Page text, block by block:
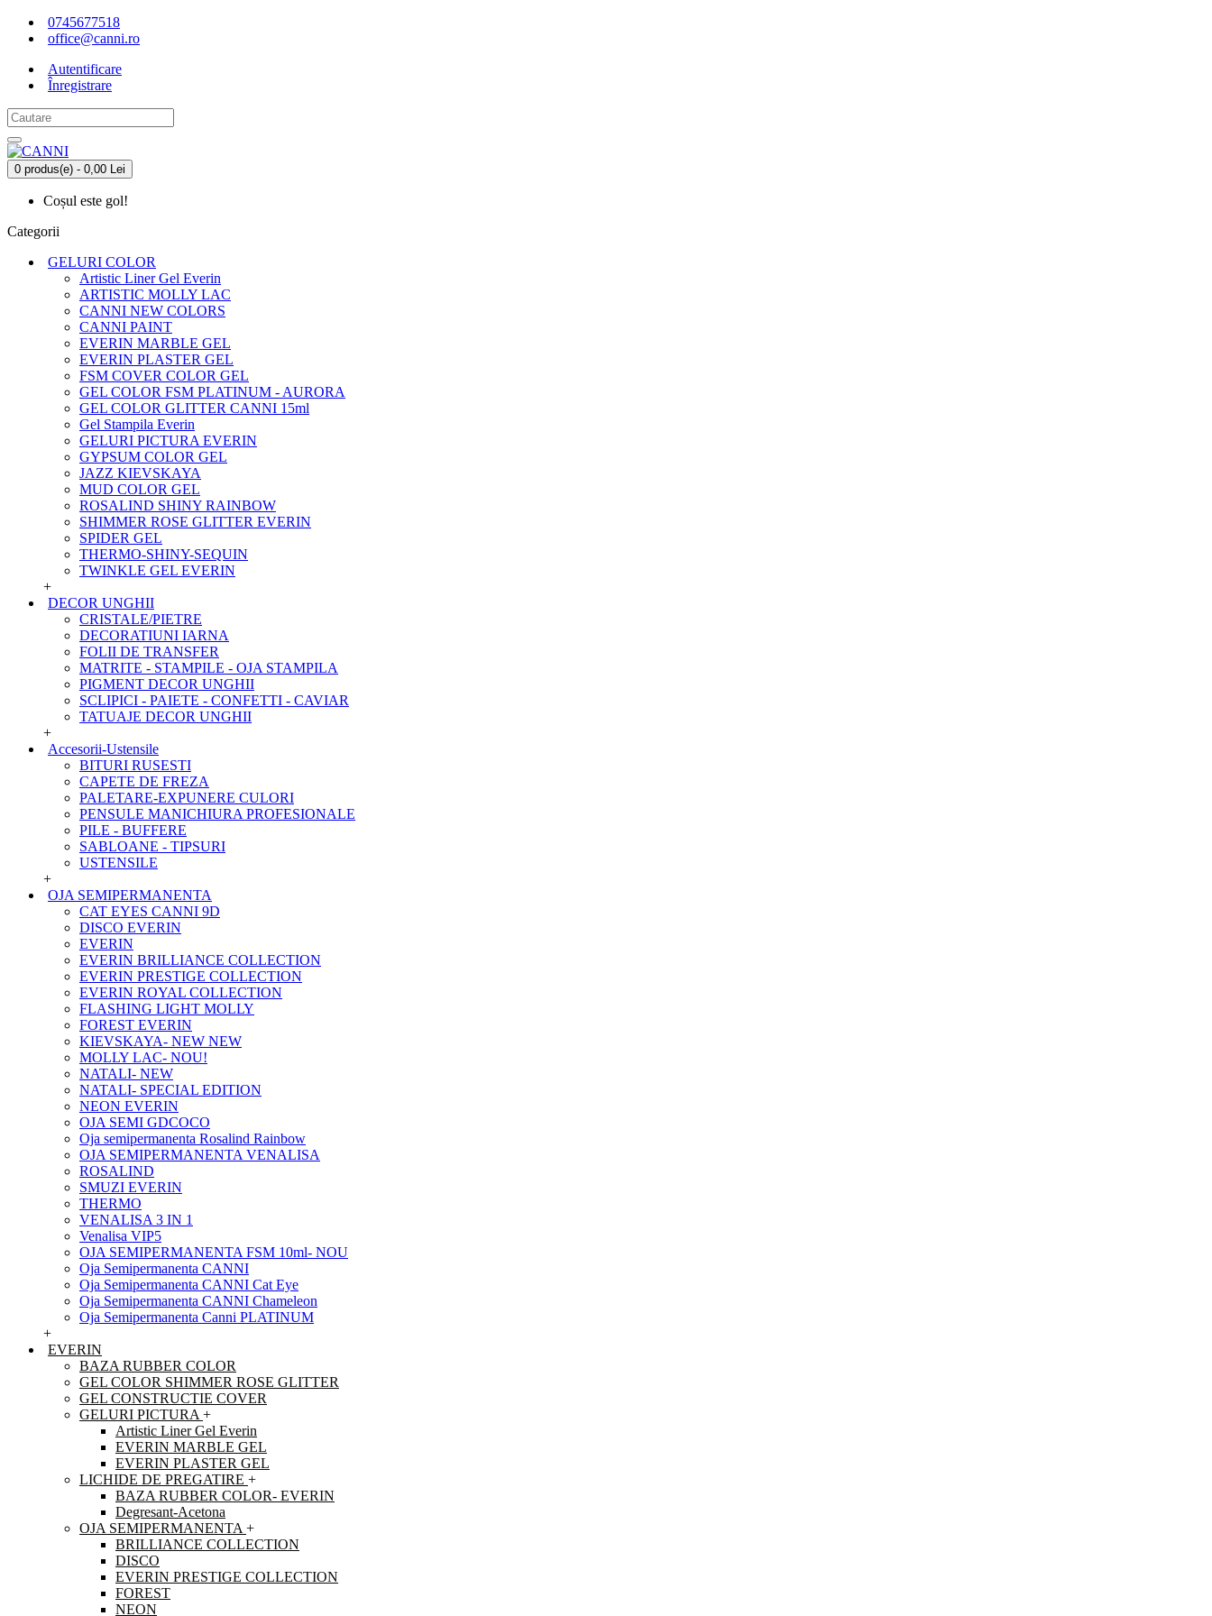
0745677518
office@canni.ro
Autentificare
Înregistrare
0 produs(e) - 0,00 Lei
Coșul este gol!
Categorii
GELURI COLOR
Artistic Liner Gel Everin
ARTISTIC MOLLY LAC
CANNI NEW COLORS
CANNI PAINT
EVERIN MARBLE GEL
EVERIN PLASTER GEL
FSM COVER COLOR GEL
GEL COLOR FSM PLATINUM - AURORA
GEL COLOR GLITTER CANNI 15ml
Gel Stampila Everin
GELURI PICTURA EVERIN
GYPSUM COLOR GEL
JAZZ KIEVSKAYA
MUD COLOR GEL
ROSALIND SHINY RAINBOW
SHIMMER ROSE GLITTER EVERIN
SPIDER GEL
THERMO-SHINY-SEQUIN
TWINKLE GEL EVERIN
+
DECOR UNGHII
CRISTALE/PIETRE
DECORATIUNI IARNA
FOLII DE TRANSFER
MATRITE - STAMPILE - OJA STAMPILA
PIGMENT DECOR UNGHII
SCLIPICI - PAIETE - CONFETTI - CAVIAR
TATUAJE DECOR UNGHII
+
Accesorii-Ustensile
BITURI RUSESTI
CAPETE DE FREZA
PALETARE-EXPUNERE CULORI
PENSULE MANICHIURA PROFESIONALE
PILE - BUFFERE
SABLOANE - TIPSURI
USTENSILE
+
OJA SEMIPERMANENTA
CAT EYES CANNI 9D
DISCO EVERIN
EVERIN
EVERIN BRILLIANCE COLLECTION
EVERIN PRESTIGE COLLECTION
EVERIN ROYAL COLLECTION
FLASHING LIGHT MOLLY
FOREST EVERIN
KIEVSKAYA- NEW NEW
MOLLY LAC- NOU!
NATALI- NEW
NATALI- SPECIAL EDITION
NEON EVERIN
OJA SEMI GDCOCO
Oja semipermanenta Rosalind Rainbow
OJA SEMIPERMANENTA VENALISA
ROSALIND
SMUZI EVERIN
THERMO
VENALISA 3 IN 1
Venalisa VIP5
OJA SEMIPERMANENTA FSM 10ml- NOU
Oja Semipermanenta CANNI
Oja Semipermanenta CANNI Cat Eye
Oja Semipermanenta CANNI Chameleon
Oja Semipermanenta Canni PLATINUM
+
EVERIN
BAZA RUBBER COLOR
GEL COLOR SHIMMER ROSE GLITTER
GEL CONSTRUCTIE COVER
GELURI PICTURA +
Artistic Liner Gel Everin
EVERIN MARBLE GEL
EVERIN PLASTER GEL
LICHIDE DE PREGATIRE +
BAZA RUBBER COLOR- EVERIN
Degresant-Acetona
OJA SEMIPERMANENTA +
BRILLIANCE COLLECTION
DISCO
EVERIN PRESTIGE COLLECTION
FOREST
NEON